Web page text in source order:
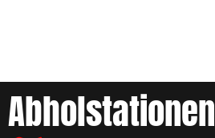
Abholstationen